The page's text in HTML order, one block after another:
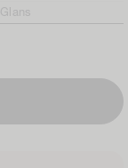
Glans